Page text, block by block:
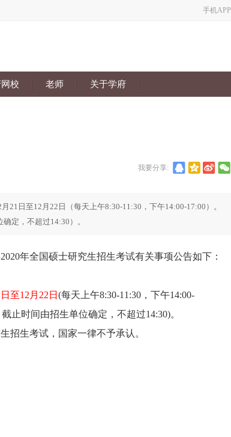
手机APP
校 老师 关于学府
我要分享:
日至12月22日（每天上午8:30-11:30，下午14:00-17:00）。
定，不超过14:30）。
年全国硕士研究生招生考试有关事项公告如下：
至12月22日 (每天上午8:30-11:30，下午14:00-
止时间由招生单位确定，不超过14:30)。
生考试，国家一律不予承认。